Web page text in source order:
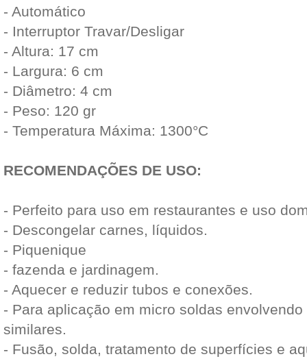
- Automático
- Interruptor Travar/Desligar
- Altura: 17 cm
- Largura: 6 cm
- Diâmetro: 4 cm
- Peso: 120 gr
- Temperatura Máxima: 1300°C
RECOMENDAÇÕES DE USO:
- Perfeito para uso em restaurantes e uso
- Descongelar carnes, líquidos.
- Piquenique
- fazenda e jardinagem.
- Aquecer e reduzir tubos e conexões.
- Para aplicação em micro soldas
similares.
- Fusão, solda, tratamento de superfícies e